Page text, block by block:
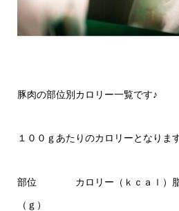
豚肉の部位別カロリー一覧です♪
１００ｇあたりのカロリーとなります
部位 カロリー（ｋｃａｌ）脂
（ｇ）